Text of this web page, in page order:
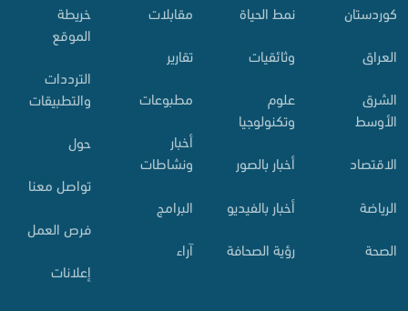
کوردستان
العراق
الشرق
الأوسط
الاقتصاد
الرياضة
الصحة
نمط الحياة
وثائقيات
علوم
وتكنولوجيا
أخبار بالصور
أخبار بالفيديو
رؤية الصحافة
مقابلات
تقارير
مطبوعات
أخبار
ونشاطات
البرامج
آراء
خريطة
الموقع
الترددات
والتطبيقات
حول
تواصل معنا
فرص العمل
إعلانات